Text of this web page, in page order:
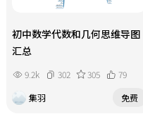
初中数学代数和几何思维导图
汇总
9.2k 302 305
79
集羽
免费